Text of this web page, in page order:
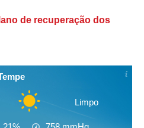
de recuperação dos
Limpo